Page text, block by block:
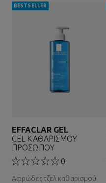
BESTSELLER
EFFACLAR GEL
GEL ΚΑΘΑΡΙΣΜΟΥ
ΠΡΟΣΩΠΟΥ
0
Αφρώδες τζελ καθαρισμού